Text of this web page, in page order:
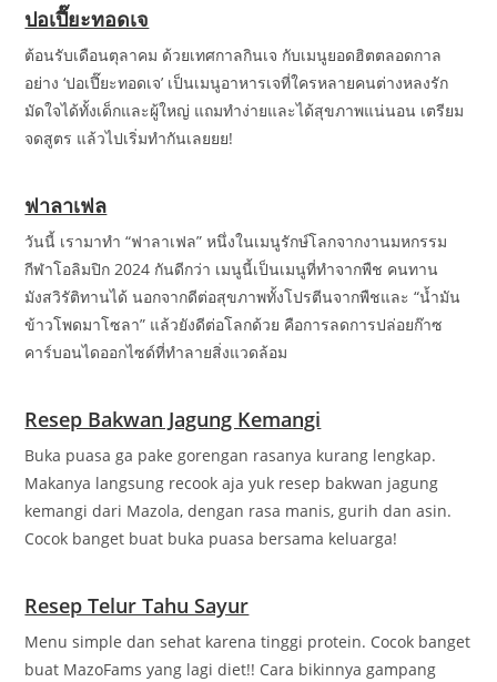
ปอเปี๊ยะทอดเจ
ต้อนรับเดือนตุลาคม ด้วยเทศกาลกินเจ กับเมนูยอดฮิตตลอดกาล
อย่าง ‘ปอเปี๊ยะทอดเจ’ เป็นเมนูอาหารเจที่ใครหลายคนต่างหลงรัก
มัดใจได้ทั้งเด็กและผู้ใหญ่ แถมทำง่ายและได้สุขภาพแน่นอน เตรียม
จดสูตร แล้วไปเริ่มทำกันเลยยย!
ฟาลาเฟล
วันนี้ เรามาทำ “ฟาลาเฟล” หนึ่งในเมนูรักษ์โลกจากงานมหกรรม
กีฬาโอลิมปิก 2024 กันดีกว่า เมนูนี้เป็นเมนูที่ทำจากพืช คนทาน
มังสวิรัติทานได้ นอกจากดีต่อสุขภาพทั้งโปรตีนจากพืชและ “น้ำมัน
ข้าวโพดมาโซลา” แล้วยังดีต่อโลกด้วย คือการลดการปล่อยก๊าซ
คาร์บอนไดออกไซด์ที่ทำลายสิ่งแวดล้อม
Resep Bakwan Jagung Kemangi
Buka puasa ga pake gorengan rasanya kurang lengkap.
Makanya langsung recook aja yuk resep bakwan jagung
kemangi dari Mazola, dengan rasa manis, gurih dan asin.
Cocok banget buat buka puasa bersama keluarga!
Resep Telur Tahu Sayur
Menu simple dan sehat karena tinggi protein. Cocok banget
buat MazoFams yang lagi diet!! Cara bikinnya gampang